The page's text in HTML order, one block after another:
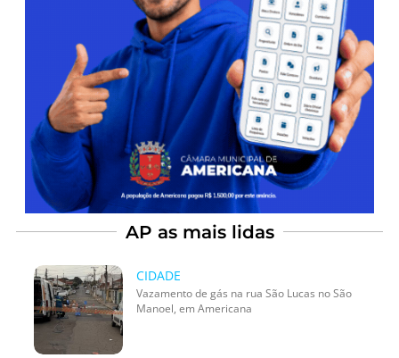
AP as mais lidas
CIDADE
Vazamento de gás na rua São Lucas no São
Manoel, em Americana